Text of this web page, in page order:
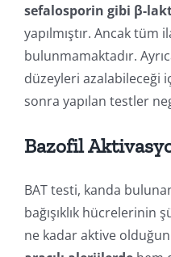
sefalosporin gibi β-
yapılmıştır. Ancak
bulunmamaktadır.
düzeyleri azalabileceği
sonra yapılan testler
Bazofil
BAT testi, kanda
bağışıklık hücrelerinin
ne kadar aktive